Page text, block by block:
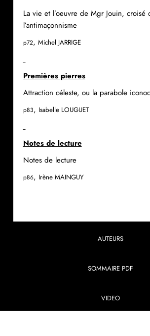
AUTEURS
SOMMAIRE PDF
VIDEO
La vie et l’oeuvre de Mgr Jouin, croisé
l’antimaçonnisme
p72, Michel JARRIGE
Premières pierres
Attraction céleste, ou la parabole
p83, Isabelle LOUGUET
Notes de lecture
Notes de lecture
p86, Irène MAINGUY